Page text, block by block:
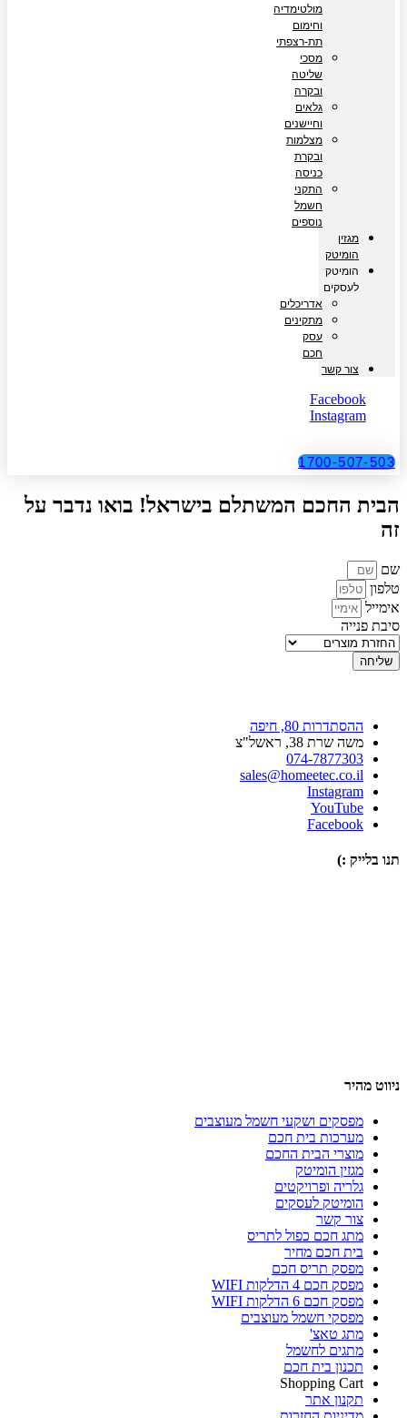
מולטימדיה
וחימום
תת-רצפתי
מסכי
שליטה
ובקרה
גלאים
וחיישנים
מצלמות
ובקרת
כניסה
התקני
חשמל
נוספים
מגזין
הומיטק
הומיטק
לעסקים
אדריכלים
מתקינים
עסק
חכם
צור קשר
Facebook
Instagram
1700-507-503
הבית החכם המשתלם בישראל! בואו נדבר על
זה
שם
טלפון
אימייל
סיבת פנייה
שליחה
ההסתדרות 80, חיפה
משה שרת 38, ראשל"צ
074-7877303
sales@homeetec.co.il
Instagram
YouTube
Facebook
תנו בלייק :)
ניווט מהיר
מפסקים ושקעי חשמל מעוצבים
מערכות בית חכם
מוצרי הבית החכם
מגזין הומיטק
גלריה ופרויקטים
הומיטק לעסקים
צור קשר
מתג חכם כפול לתריס
בית חכם מחיר
מפסק תריס חכם
מפסק חכם 4 הדלקות WIFI
מפסק חכם 6 הדלקות WIFI
מפסקי חשמל מעוצבים
מתג טאצ'
מתגים לחשמל
תכנון בית חכם
Shopping Cart
תקנון אתר